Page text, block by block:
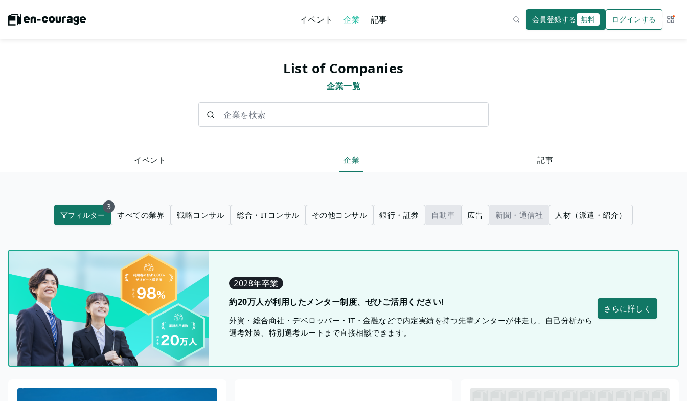
イベント 企業 記事 会員登録する 無料 ログインする サー
List of Companies
企業一覧
イベント 企業 記事
フィルター
3
すべての業界 戦略コンサル 総合・ITコンサル その他コンサル 銀行・証券 自動車 広告 新聞・通信社 人材（派遣・紹介）
2028年卒業
約20万人が利用したメンター制度、ぜひご活用ください!
外資・総合商社・デベロッパー・IT・金融などで内定実績を持つ先輩メンターが伴走し、自己分析から
選考対策、特別選考ルートまで直接相談できます。
さらに詳しく